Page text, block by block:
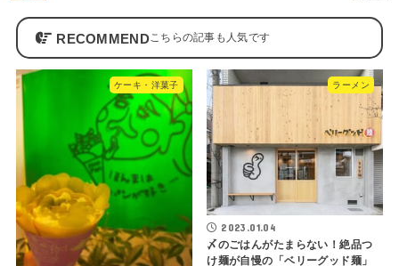
RECOMMEND
ケーキ・洋菓子 ラーメン
2023.01.04
〆のごはんがたまらない！絶品つ
け麺が自慢の「ベリーグッド麺」